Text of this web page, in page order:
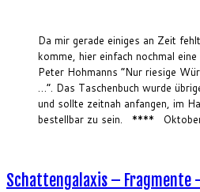
Da mir gerade einiges an Zeit
komme, hier einfach nochmal
Peter Hohmanns “Nur riesige
…”. Das Taschenbuch wurde
und sollte zeitnah anfangen, im
bestellbar zu sein. ****
Schattengalaxis – Fragmente